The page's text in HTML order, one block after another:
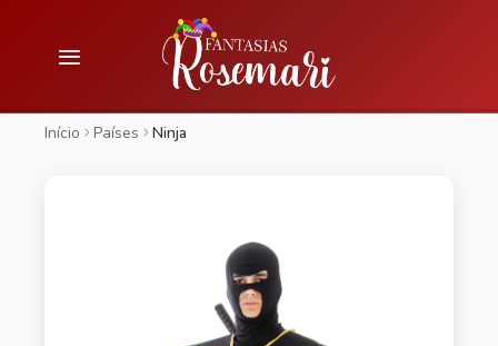
Início Países Ninja